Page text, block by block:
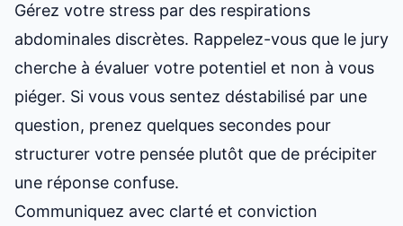
Gérez votre stress par des respirations
abdominales discrètes. Rappelez-vous que le jury
cherche à évaluer votre potentiel et non à vous
piéger. Si vous vous sentez déstabilisé par une
question, prenez quelques secondes pour
structurer votre pensée plutôt que de précipiter
une réponse confuse.
Communiquez avec clarté et conviction